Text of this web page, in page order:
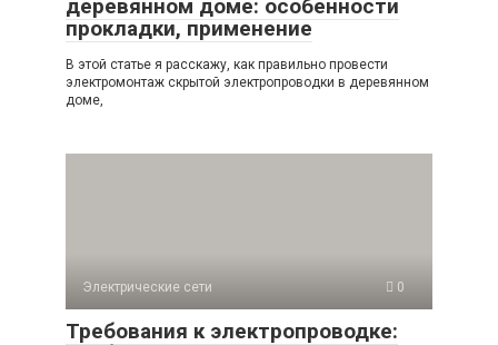
деревянном доме: особенности
прокладки, применение
В этой статье я расскажу, как правильно провести
электромонтаж скрытой электропроводки в деревянном
доме,
Электрические сети 0
Требования к электропроводке: